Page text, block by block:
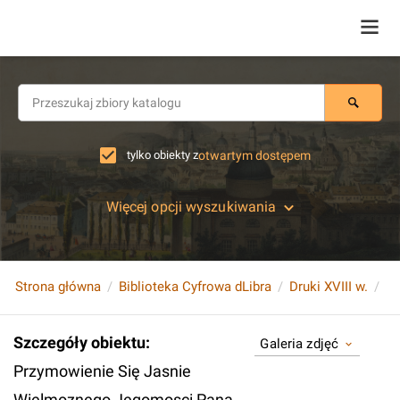
tylko obiekty zotwartym dostępem
Więcej opcji wyszukiwania
Strona główna Biblioteka Cyfrowa dLibra Druki XVIII w.
Szczegóły obiektu:
Przymowienie Się Jasnie
Galeria zdjęć